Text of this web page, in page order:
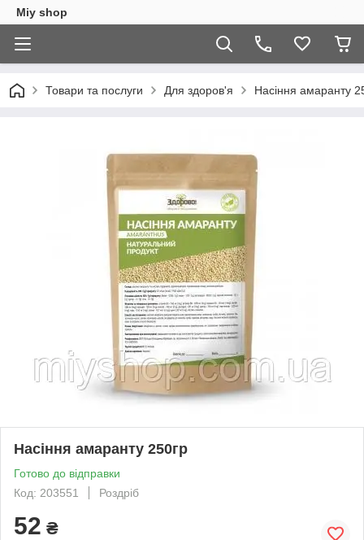
Miy shop
Товари та послуги Для здоров'я Насіння амаранту
Насіння амаранту 250гр
Готово до відправки
Код: 203551
Роздріб
52 ₴